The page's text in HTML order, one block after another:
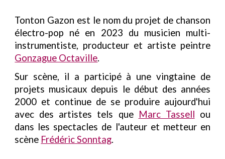
Tonton Gazon est le nom du projet de chanson
électro-pop né en 2023 du musicien multi-
instrumentiste, producteur et artiste peintre
Gonzague Octaville.
Sur scène, il a participé à une vingtaine de
projets musicaux depuis le début des années
2000 et continue de se produire aujourd'hui
avec des artistes tels que Marc Tassell ou
dans les spectacles de l'auteur et metteur en
scène Frédéric Sonntag.